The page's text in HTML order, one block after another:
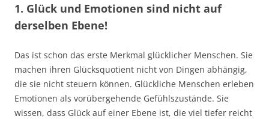
1. Glück und Emotionen sind nicht auf
derselben Ebene!
Das ist schon das erste Merkmal glücklicher Menschen. Sie
machen ihren Glücksquotient nicht von Dingen abhängig,
die sie nicht steuern können. Glückliche Menschen erleben
Emotionen als vorübergehende Gefühlszustände. Sie
wissen, dass Glück auf einer Ebene ist, die viel tiefer reicht